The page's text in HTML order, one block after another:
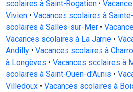
scolaires à Saint-Rogatien •
Vivien • Vacances scolaires à
scolaires à Salles-sur-Mer •
Vacances scolaires à La Jarrie •
Andilly • Vacances scolaires à
à Longèves • Vacances scolaires à
scolaires à Saint-Ouen-d'Aunis •
Villedoux • Vacances scolaires à